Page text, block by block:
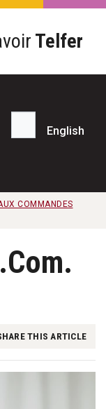
Telfer
Recherche...
English
COMMANDES
THIS ARTICLE